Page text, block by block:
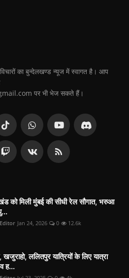
का बुन्देलखण्ड न्यूज में स्वागत है। आप
पर भी भेज सकते हैं।
को मिली मुंबई की सीधी रेल सौगात, भरुआ
Jan 24, 2026 0 12.6k
खजुराहो, ललितपुर यात्रियों के लिए यात्रा
ह...